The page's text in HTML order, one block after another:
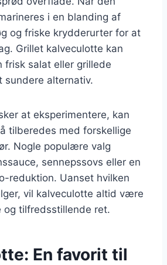
i en blanding af
og friske krydderurter for at
Grillet kalveculotte kan
frisk salat eller grillede
sundere alternativ.
at eksperimentere, kan
tilberedes med forskellige
Nogle populære valg
sennepssovs eller en
reduktion. Uanset hvilken
vil kalveculotte altid være
og tilfredsstillende ret.
En favorit til